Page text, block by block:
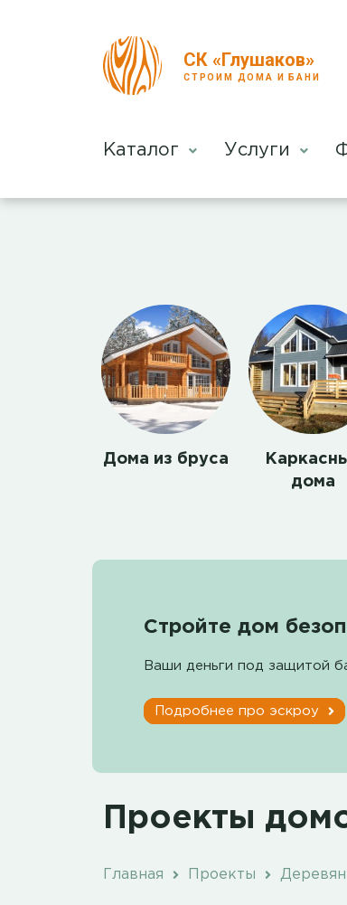
СК «Глушаков»
СТРОИМ ДОМА И БАНИ
Каталог Услуги
Дома из бруса
дома
Стройте дом
Ваши деньги под защитой
Подробнее про эскроу
Проекты
Главная Проекты